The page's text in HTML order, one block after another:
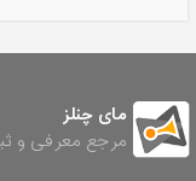
مای چنلز
مرجع معرفی و